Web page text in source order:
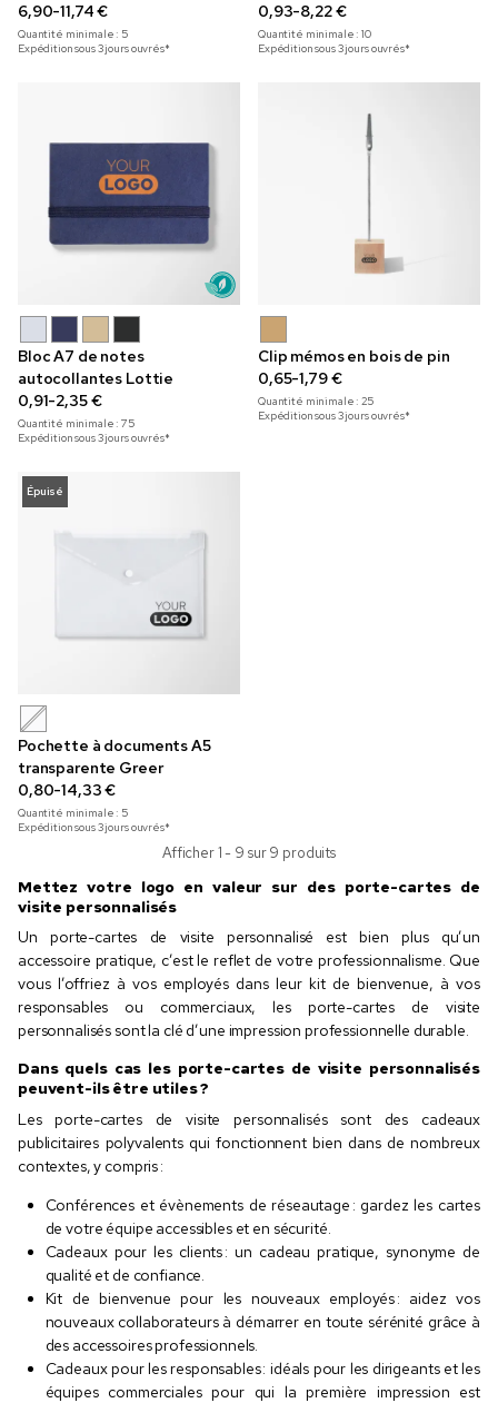
6,90-11,74 €
Quantité minimale : 5
Expédition sous 3 jours ouvrés*
0,93-8,22 €
Quantité minimale :10
Expédition sous 3 jours ouvrés*
Bloc A7 de notes
autocollantes Lottie
0,91-2,35 €
Quantité minimale :75
Expédition sous 3 jours ouvrés*
Clip mémos en bois de pin
0,65-1,79 €
Quantité minimale :25
Expédition sous 3 jours ouvrés*
Épuisé
Pochette à documents A5
transparente Greer
0,80-14,33 €
Quantité minimale : 5
Expédition sous 3 jours ouvrés*
Afficher 1 - 9 sur 9 produits
Mettez votre logo en valeur sur des porte-cartes de
visite personnalisés
Un porte-cartes de visite personnalisé est bien plus qu’un
accessoire pratique, c’est le reflet de votre professionnalisme. Que
vous l’offriez à vos employés dans leur kit de bienvenue, à vos
responsables ou commerciaux, les porte-cartes de visite
personnalisés sont la clé d’une impression professionnelle durable.
Dans quels cas les porte-cartes de visite personnalisés
peuvent-ils être utiles ?
Les porte-cartes de visite personnalisés sont des cadeaux
publicitaires polyvalents qui fonctionnent bien dans de nombreux
contextes, y compris :
Conférences et évènements de réseautage : gardez les cartes
de votre équipe accessibles et en sécurité.
Cadeaux pour les clients : un cadeau pratique, synonyme de
qualité et de confiance.
Kit de bienvenue pour les nouveaux employés : aidez vos
nouveaux collaborateurs à démarrer en toute sérénité grâce à
des accessoires professionnels.
Cadeaux pour les responsables : idéals pour les dirigeants et les
équipes commerciales pour qui la première impression est